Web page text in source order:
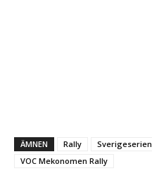
ÄMNEN Rally Sverigeserien
VOC Mekonomen Rally